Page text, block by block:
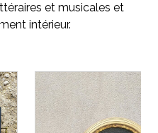
et musicales et
intérieur.